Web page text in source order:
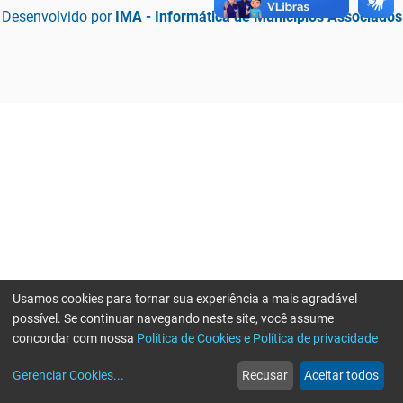
Desenvolvido por IMA - Informática de Municípios Associados
web
Notícias
more_horiz
Mais
Usamos cookies para tornar sua experiência a mais agradável
possível. Se continuar navegando neste site, você assume
concordar com nossa Política de Cookies e Política de privacidade
Gerenciar Cookies... Recusar Aceitar todos
Erro ao enviar informações, por favor tente novamente